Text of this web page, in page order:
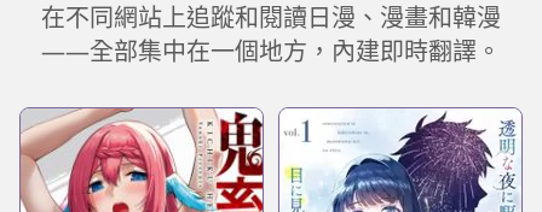
在不同網站上追蹤和閱讀日漫、漫畫和韓漫
——全部集中在一個地方，內建即時翻譯。